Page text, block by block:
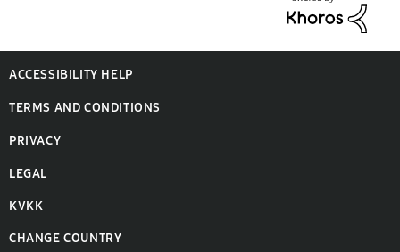
ACCESSIBILITY HELP
TERMS AND CONDITIONS
PRIVACY
LEGAL
KVKK
CHANGE COUNTRY